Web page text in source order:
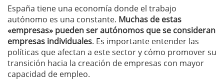
España tiene una economía donde el trabajo
autónomo es una constante. Muchas de estas
«empresas» pueden ser autónomos que se consideran
empresas individuales. Es importante entender las
políticas que afectan a este sector y cómo promover su
transición hacia la creación de empresas con mayor
capacidad de empleo.